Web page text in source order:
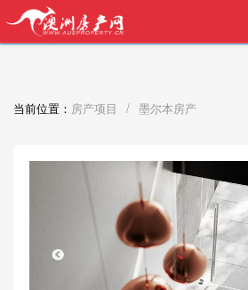
买家中介VIP服务，助
当前位置： 房产项目 / 墨尔本房产